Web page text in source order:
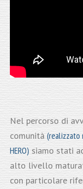
Nel percorso di
comunità
HERO) siamo stati
alto livello
con particolare